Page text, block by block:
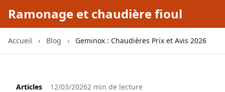
Ramonage et chaudière fioul
Accueil › Blog › Geminox : Chaudières Prix et Avis 2026
Articles 12/03/20262 min de lecture